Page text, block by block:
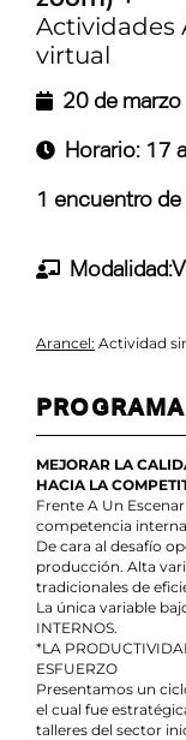
Actividades
virtual
20 de marzo
Horario: 17
1 encuentro de
Arancel: Actividad
PROGRAMA
MEJORAR LA
HACIA LA
Frente A Un
competencia
De cara al desafío
producción. Alta
tradicionales de
La única variable
INTERNOS.
*LA
ESFUERZO
Presentamos un
el cual fue
talleres del sector